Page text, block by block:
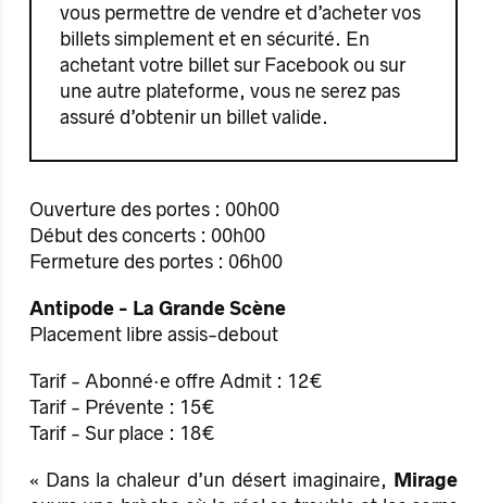
vous permettre de vendre et d’acheter vos
billets simplement et en sécurité. En
achetant votre billet sur Facebook ou sur
une autre plateforme, vous ne serez pas
assuré d’obtenir un billet valide.
Ouverture des portes : 00h00
Début des concerts : 00h00
Fermeture des portes : 06h00
Antipode - La Grande Scène
Placement libre assis-debout
Tarif - Abonné·e offre Admit : 12€
Tarif - Prévente : 15€
Tarif - Sur place : 18€
« Dans la chaleur d’un désert imaginaire, Mirage